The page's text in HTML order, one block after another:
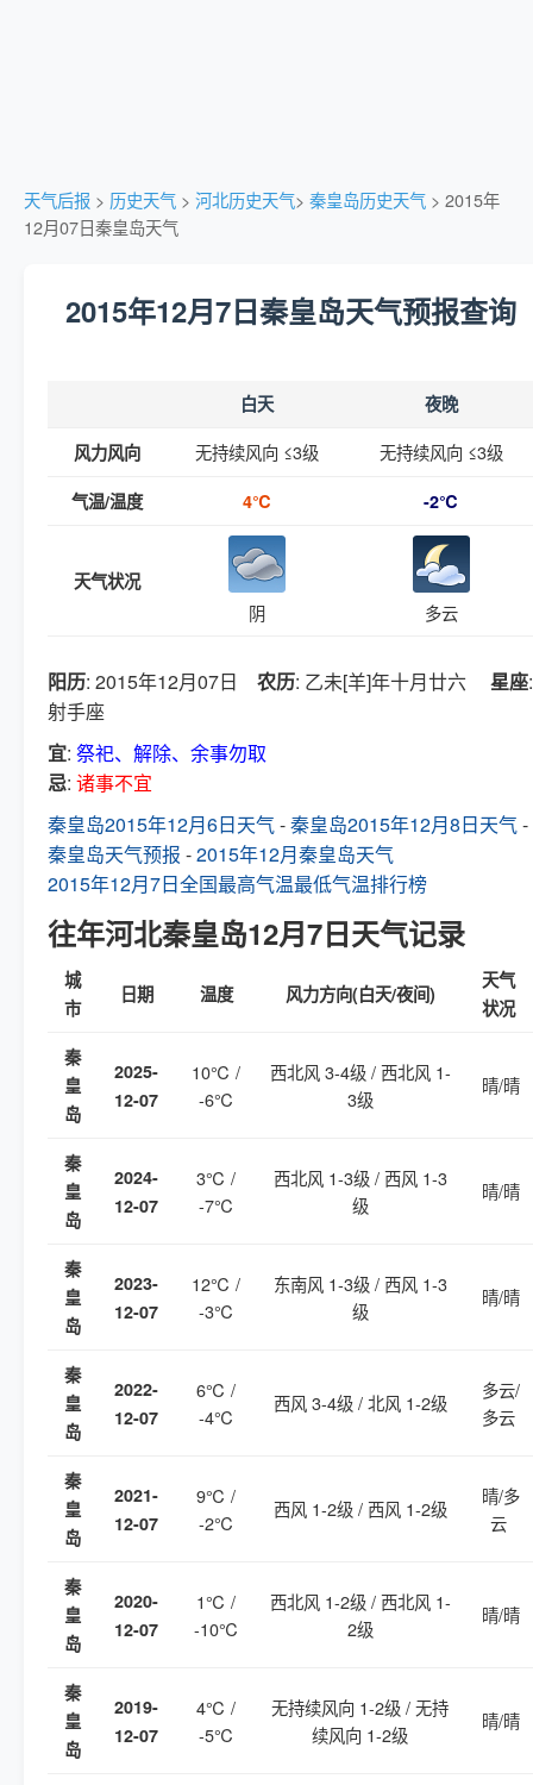
天气后报 > 历史天气 > 河北历史天气> 秦皇岛历史天气 > 2015年
12月07日秦皇岛天气
2015年12月7日秦皇岛天气预报查询
白天 夜晚
风力风向 无持续风向 ≤3级 无持续风向 ≤3级
气温/温度 4℃ -2℃
天气状况
阴 多云
阳历: 2015年12月07日 农历: 乙未[羊]年十月廿六 星座:
射手座
宜: 祭祀、解除、余事勿取
忌: 诸事不宜
秦皇岛2015年12月6日天气-秦皇岛2015年12月8日天气-
秦皇岛天气预报 -2015年12月秦皇岛天气
2015年12月7日全国最高气温最低气温排行榜
往年河北秦皇岛12月7日天气记录
城
市
日期 温度 风力方向(白天/夜间)
天气
状况
秦
皇
岛
2025-
12-07
10℃ /
-6℃
西北风 3-4级 / 西北风 1-
3级
晴/晴
秦
皇
岛
2024-
12-07
3℃ /
-7℃
西北风 1-3级 / 西风 1-3
级
晴/晴
秦
皇
岛
2023-
12-07
12℃ /
-3℃
东南风 1-3级 / 西风 1-3
级
晴/晴
秦
皇
岛
2022-
12-07
6℃ /
-4℃
西风 3-4级 / 北风 1-2级
多云/
多云
秦
皇
岛
2021-
12-07
9℃ /
-2℃
西风 1-2级 / 西风 1-2级
晴/多
云
秦
皇
岛
2020-
12-07
1℃ /
-10℃
西北风 1-2级 / 西北风 1-
2级
晴/晴
秦
皇
岛
2019-
12-07
4℃ /
-5℃
无持续风向 1-2级 / 无持
续风向 1-2级
晴/晴